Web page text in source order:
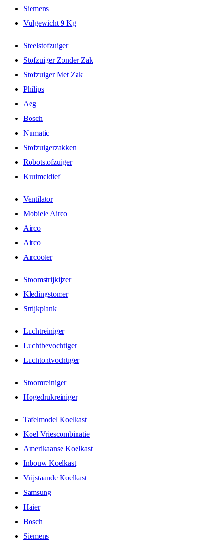
Siemens
Vulgewicht 9 Kg
Steelstofzuiger
Stofzuiger Zonder Zak
Stofzuiger Met Zak
Philips
Aeg
Bosch
Numatic
Stofzuigerzakken
Robotstofzuiger
Kruimeldief
Ventilator
Mobiele Airco
Airco
Airco
Aircooler
Stoomstrijkijzer
Kledingstomer
Strijkplank
Luchtreiniger
Luchtbevochtiger
Luchtontvochtiger
Stoomreiniger
Hogedrukreiniger
Tafelmodel Koelkast
Koel Vriescombinatie
Amerikaanse Koelkast
Inbouw Koelkast
Vrijstaande Koelkast
Samsung
Haier
Bosch
Siemens